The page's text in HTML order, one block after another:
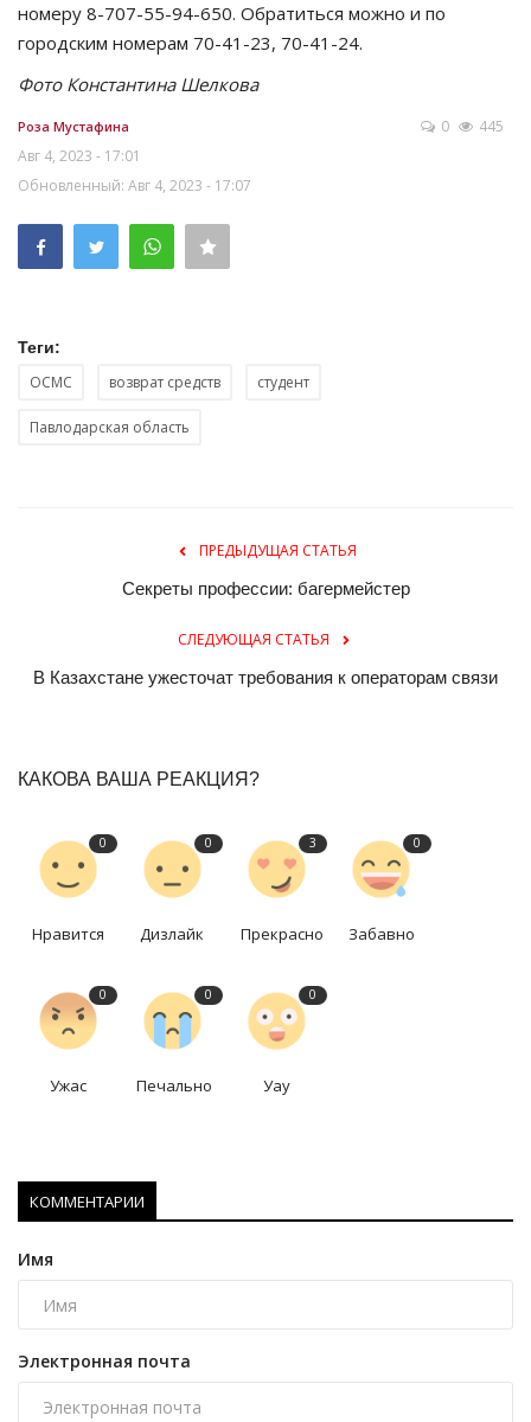
номеру 8-707-55-94-650. Обратиться можно и по
городским номерам 70-41-23, 70-41-24.
Фото Константина Шелкова
Роза Мустафина
Авг 4, 2023 - 17:01
Обновленный: Авг 4, 2023 - 17:07
0 445
Теги:
ОСМС возврат средств студент
Павлодарская область
ПРЕДЫДУЩАЯ СТАТЬЯ
Секреты профессии: багермейстер
СЛЕДУЮЩАЯ СТАТЬЯ
В Казахстане ужесточат требования к операторам связи
КАКОВА ВАША РЕАКЦИЯ?
0
Нравится
0
Дизлайк
3
Прекрасно
0
Забавно
0
Ужас
0
Печально
0
Уау
КОММЕНТАРИИ
Имя
Электронная почта